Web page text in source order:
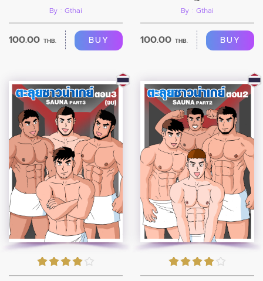
By : Gthai
100.00 THB. BUY
By : Gthai
100.00 THB. BUY